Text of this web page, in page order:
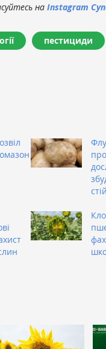
на Instagram
пестициди